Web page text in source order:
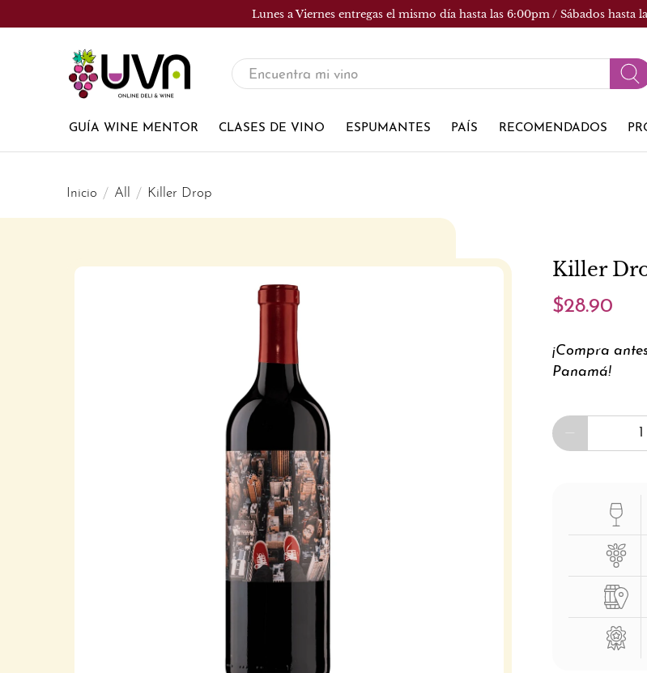
Lunes a Viernes entregas el mismo día hasta las 6:00pm / Sábados hasta
UVA
Tienda
de
vinos
GUÍA WINE MENTOR CLASES DE VINO ESPUMANTES PAÍS RECOMENDADOS
Inicio All Killer Drop
Killer
$28.90
¡Compra
Panamá!
Cantidad